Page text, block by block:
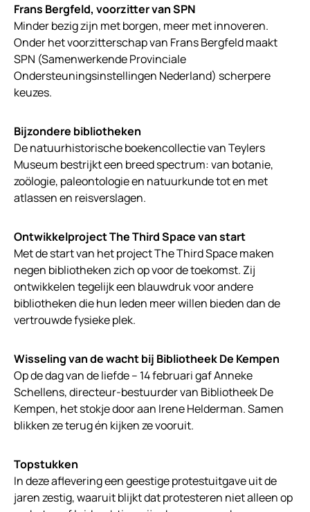
Frans Bergfeld, voorzitter van SPN
Minder bezig zijn met borgen, meer met innoveren.
Onder het voorzitterschap van Frans Bergfeld maakt
SPN (Samenwerkende Provinciale
Ondersteuningsinstellingen Nederland) scherpere
keuzes.
Bijzondere bibliotheken
De natuurhistorische boekencollectie van Teylers
Museum bestrijkt een breed spectrum: van botanie,
zoölogie, paleontologie en natuurkunde tot en met
atlassen en reisverslagen.
Ontwikkelproject The Third Space van start
Met de start van het project The Third Space maken
negen bibliotheken zich op voor de toekomst. Zij
ontwikkelen tegelijk een blauwdruk voor andere
bibliotheken die hun leden meer willen bieden dan de
vertrouwde fysieke plek.
Wisseling van de wacht bij Bibliotheek De Kempen
Op de dag van de liefde – 14 februari gaf Anneke
Schellens, directeur-bestuurder van Bibliotheek De
Kempen, het stokje door aan Irene Helderman. Samen
blikken ze terug én kijken ze vooruit.
Topstukken
In deze aflevering een geestige protestuitgave uit de
jaren zestig, waaruit blijkt dat protesteren niet alleen op